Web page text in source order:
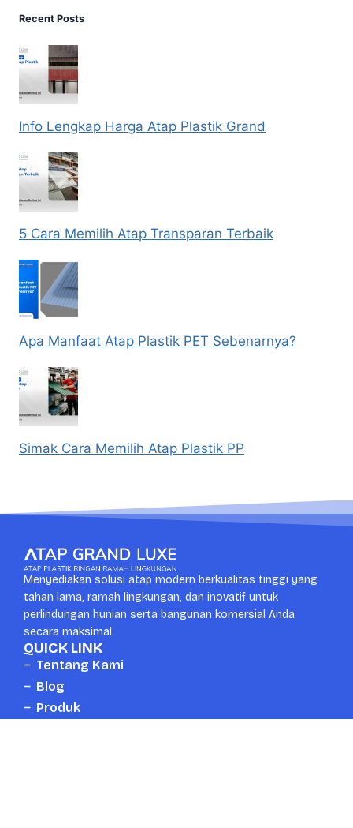
Recent Posts
Info Lengkap Harga Atap Plastik Grand
5 Cara Memilih Atap Transparan Terbaik
Apa Manfaat Atap Plastik PET Sebenarnya?
Simak Cara Memilih Atap Plastik PP
Menyediakan solusi atap modern berkualitas tinggi yang
tahan lama, ramah lingkungan, dan inovatif untuk
perlindungan hunian serta bangunan komersial Anda
secara maksimal.
QUICK LINK
Tentang Kami
Blog
Produk